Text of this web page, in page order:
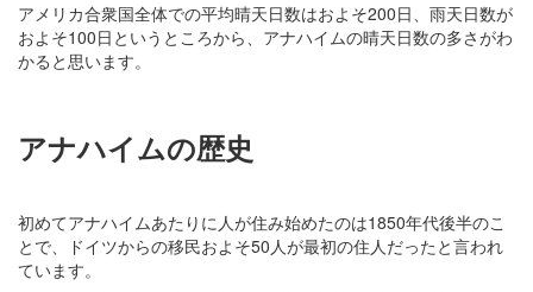
アメリカ合衆国全体での平均晴天日数はおよそ200日、雨天日数が
およそ100日というところから、アナハイムの晴天日数の多さがわ
かると思います。
アナハイムの歴史
初めてアナハイムあたりに人が住み始めたのは1850年代後半のこ
とで、ドイツからの移民およそ50人が最初の住人だったと言われ
ています。